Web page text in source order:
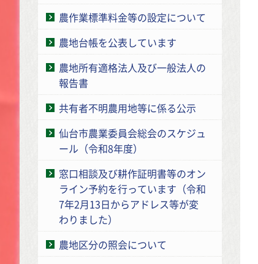
農作業標準料金等の設定について
農地台帳を公表しています
農地所有適格法人及び一般法人の
報告書
共有者不明農用地等に係る公示
仙台市農業委員会総会のスケジュ
ール（令和8年度）
窓口相談及び耕作証明書等のオン
ライン予約を行っています（令和
7年2月13日からアドレス等が変
わりました）
農地区分の照会について